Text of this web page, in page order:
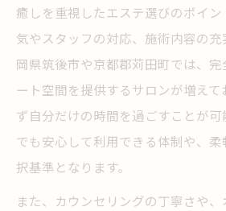
癒しを重視したエステ選びのポイ
気やスタッフの対応、施術内容の
岡県筑後市や京都郡苅田町では、
ート空間を提供するサロンが増え
ず自分だけの時間を過ごすことが
でも安心して利用できる体制や、
択基準となります。
また、カウンセリングの丁寧さや